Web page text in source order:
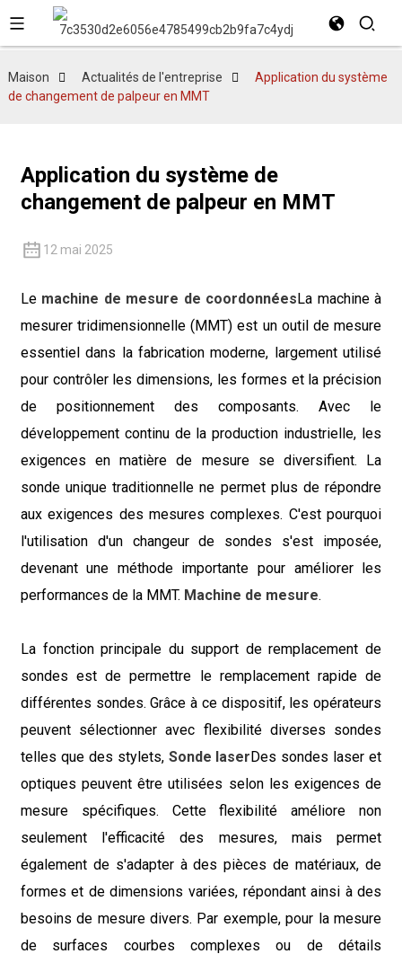
Maison Actualités de l'entreprise
Application du système
de changement de palpeur en MMT
Application du système de
changement de palpeur en MMT
12 mai 2025
Lemachine de mesure de coordonnées La machine à
mesurer tridimensionnelle (MMT) est un outil de mesure
essentiel dans la fabrication moderne, largement utilisé
pour contrôler les dimensions, les formes et la précision
de positionnement des composants. Avec le
développement continu de la production industrielle, les
exigences en matière de mesure se diversifient. La
sonde unique traditionnelle ne permet plus de répondre
aux exigences des mesures complexes. C'est pourquoi
l'utilisation d'un changeur de sondes s'est imposée,
devenant une méthode importante pour améliorer les
performances de la MMT. Machine de mesure.
La fonction principale du support de remplacement de
sondes est de permettre le remplacement rapide de
différentes sondes. Grâce à ce dispositif, les opérateurs
peuvent sélectionner avec flexibilité diverses sondes
telles que des stylets, Sonde laser Des sondes laser et
optiques peuvent être utilisées selon les exigences de
mesure spécifiques. Cette flexibilité améliore non
seulement l'efficacité des mesures, mais permet
également de s'adapter à des pièces de matériaux, de
formes et de dimensions variées, répondant ainsi à des
besoins de mesure divers. Par exemple, pour la mesure
de surfaces courbes complexes ou de détails